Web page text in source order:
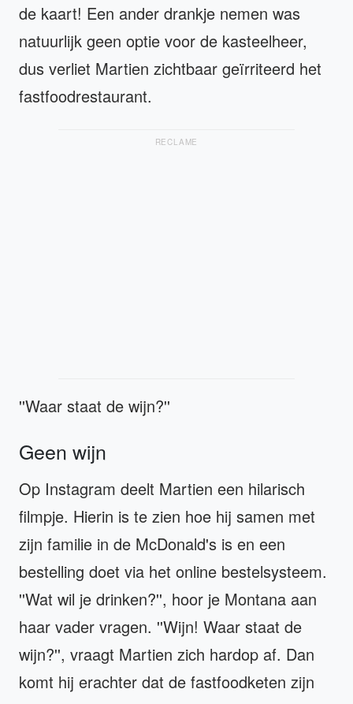
de kaart! Een ander drankje nemen was
natuurlijk geen optie voor de kasteelheer,
dus verliet Martien zichtbaar geïrriteerd het
fastfoodrestaurant.
RECLAME
''Waar staat de wijn?''
Geen wijn
Op Instagram deelt Martien een hilarisch
filmpje. Hierin is te zien hoe hij samen met
zijn familie in de McDonald's is en een
bestelling doet via het online bestelsysteem.
''Wat wil je drinken?'', hoor je Montana aan
haar vader vragen. ''Wijn! Waar staat de
wijn?'', vraagt Martien zich hardop af. Dan
komt hij erachter dat de fastfoodketen zijn